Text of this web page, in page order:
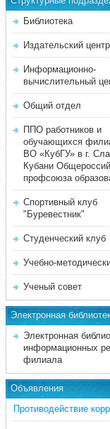
Библиотека
Издательский центр
Информационно-
вычислительный
Общий отдел
ППО работников и
обучающихся
ВО «КубГУ» в г.
Кубани
профсоюза
Спортивный клуб
"Буревестник"
Студенческий клуб
Учебно-
Ученый совет
Электронная
Электронная
информационных
филиала
Объявления
Противодействие